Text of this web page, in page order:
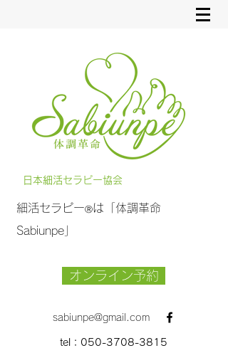
日本細活セラピー協会
細活セラピーⓇは「体調革命
Sabiunpe」
オンライン予約
sabiunpe@gmail.com
tel：050-3708-3815